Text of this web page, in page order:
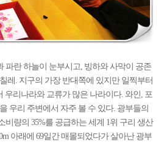
파란 하늘이 눈부시고, 빙하와 사막이 공존
레. 지구의 가장 반대쪽에 있지만 일찍부터
우리나라와 교류가 많은 나라이다. 와인, 포
우리 주변에서 자주 볼 수 있다. 광부들의
비량의 35%를 공급하는 세계 1위 구리 생산
아래에 69일간 매몰되었다가 살아난 광부